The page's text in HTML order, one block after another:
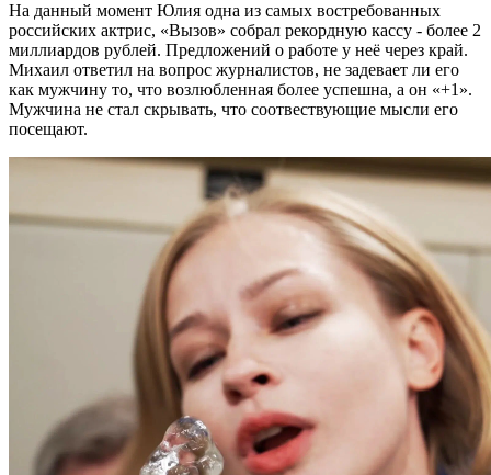
На данный момент Юлия одна из самых востребованных
российских актрис, «Вызов» собрал рекордную кассу - более 2
миллиардов рублей. Предложений о работе у неё через край.
Михаил ответил на вопрос журналистов, не задевает ли его
как мужчину то, что возлюбленная более успешна, а он «+1».
Мужчина не стал скрывать, что соотвествующие мысли его
посещают.